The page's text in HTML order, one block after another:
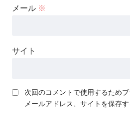
メール ※
サイト
次回のコメントで使用するためブ
メールアドレス、サイトを保存す